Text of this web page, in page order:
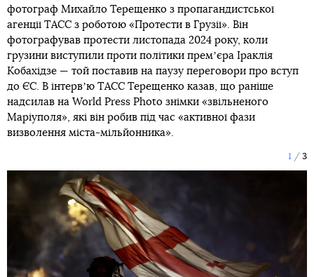
фотограф Михайло Терещенко з пропагандистської
агенції ТАСС з роботою «Протести в Грузії». Він
фотографував протести листопада 2024 року, коли
грузини виступили проти політики премʼєра Іраклія
Кобахідзе — той поставив на паузу переговори про вступ
до ЄС. В інтервʼю ТАСС Терещенко казав, що раніше
надсилав на World Press Photo знімки «звільненого
Маріуполя», які він робив під час «активної фази
визволення міста-мільйонника».
1 3